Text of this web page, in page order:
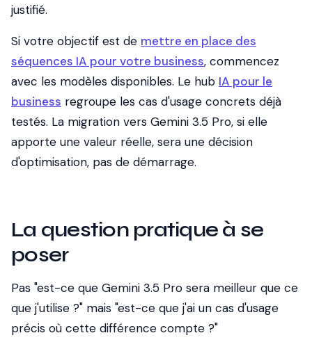
justifié.
Si votre objectif est de mettre en place des
séquences IA pour votre business, commencez
avec les modèles disponibles. Le hub IA pour le
business regroupe les cas d'usage concrets déjà
testés. La migration vers Gemini 3.5 Pro, si elle
apporte une valeur réelle, sera une décision
d'optimisation, pas de démarrage.
La question pratique à se
poser
Pas "est-ce que Gemini 3.5 Pro sera meilleur que ce
que j'utilise ?" mais "est-ce que j'ai un cas d'usage
précis où cette différence compte ?"